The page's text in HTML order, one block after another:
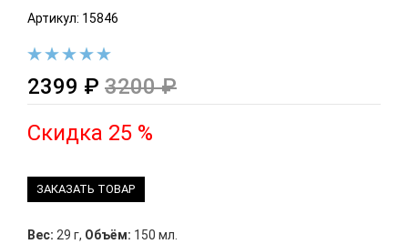
Артикул: 15846
2399 ₽ 3200 ₽
Скидка 25 %
ЗАКАЗАТЬ ТОВАР
Вес: 29 г, Объём: 150 мл.